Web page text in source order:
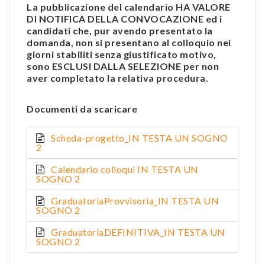
La pubblicazione del calendario HA VALORE
DI NOTIFICA DELLA CONVOCAZIONE ed i
candidati che, pur avendo presentato la
domanda, non si presentano al colloquio nei
giorni stabiliti senza giustificato motivo,
sono ESCLUSI DALLA SELEZIONE per non
aver completato la relativa procedura.
Documenti da scaricare
Scheda-progetto_IN TESTA UN SOGNO
2
Calendario colloqui IN TESTA UN
SOGNO 2
GraduatoriaProvvisoria_IN TESTA UN
SOGNO 2
GraduatoriaDEFINITIVA_IN TESTA UN
SOGNO 2